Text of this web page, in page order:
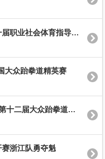
2017年浙江省“欧咔度杯”第一届职业社会体育指导员技能大赛
大众跆拳道精英赛
2017-2018年“立祥杯”浙江省第十二届大众跆拳道公开赛“上华杯”衢州分区赛赛事报道
赛浙江队勇夺魁